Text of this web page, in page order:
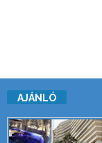
AJÁNLÓ